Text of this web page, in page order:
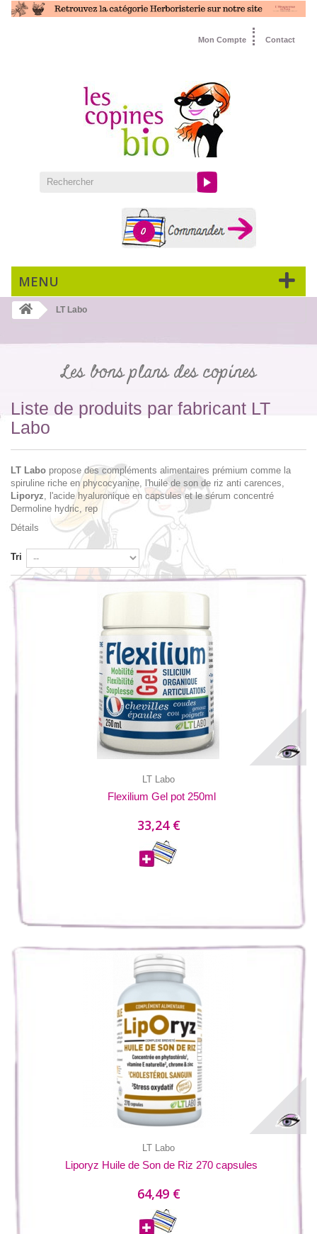
Contact
Mon Compte
0
MENU
LT Labo
Les bons plans des copines
Liste de produits par fabricant LT
Labo
LT Labo propose des compléments alimentaires prémium comme la
spiruline riche en phycocyanine, l'huile de son de riz anti carences,
Liporyz, l'acide hyaluronique en capsules et le sérum concentré
Dermoline hydric, rep
Détails
Tri
LT Labo
Flexilium Gel pot 250ml
33,24 €
LT Labo
Liporyz Huile de Son de Riz 270 capsules
64,49 €